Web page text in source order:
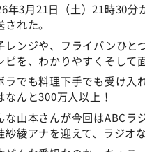
年3月21日（土）21時30分
された。
レンジや、フライパンひと
ピを、わかりやすくそして
ラでも料理下手でも受け入
なんと300万人以上！
な山本さんが今回はABCラ
紗綾アナを迎えて、ラジオ